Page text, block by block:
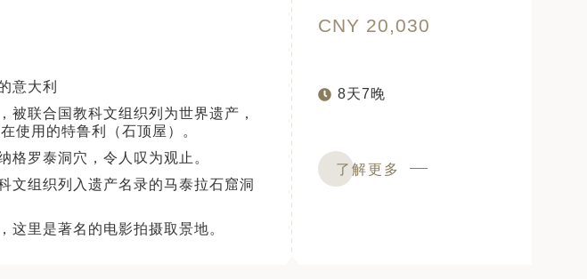
意大利
被联合国教科文组织列为世界遗产，
使用的特鲁利（石顶屋）。
罗泰洞穴，令人叹为观止。
文组织列入遗产名录的马泰拉石窟洞
这里是著名的电影拍摄取景地。
CNY 20,030
8天7晚
了解更多